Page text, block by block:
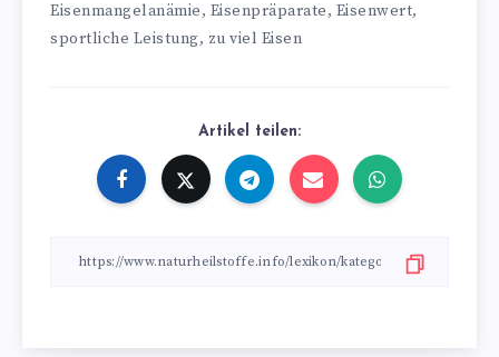
Eisenmangelanämie, Eisenpräparate, Eisenwert,
sportliche Leistung, zu viel Eisen
Artikel teilen: